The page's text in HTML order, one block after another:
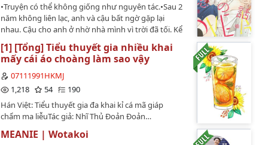
•Truyện có thể không giống như nguyên tác.•Sau 2
năm không liên lạc, anh và cậu bất ngờ gặp lại
nhau. Cậu cho anh ở nhờ nhà mình vì trời đã tối. Kể
từ hôm đó mối quan hệ giữa 2 người dần trở nên
tốt hơn và bỗng 1 hôm anh tỏ tình cậu. Tuy mối
quan hệ còn khá nhiều nút thắt nhưng 2 người vẫn
cố vượt qua và đến bên nhau....•Truyện chỉ được
đăng ở một nơi duy nhất đó là Wattpad, vui lòng
[1] [Tổng] Tiểu thuyết gia nhiều khai
mấy cái áo choàng làm sao vậy
07111991HKMJ
1,218
54
190
Hán Việt: Tiểu thuyết gia đa khai kỉ cá mã giáp
chẩm ma liễuTác giả: Nhĩ Thủ Đoản Đoản…
MEANIE | Wotakoi